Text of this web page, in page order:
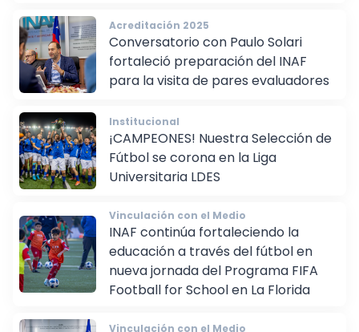
Acreditación 2025
Conversatorio con Paulo Solari
fortaleció preparación del INAF
para la visita de pares evaluadores
Institucional
¡CAMPEONES! Nuestra Selección de
Fútbol se corona en la Liga
Vinculación con el Medio
INAF continúa fortaleciendo la
educación a través del fútbol en
nueva jornada del Programa FIFA